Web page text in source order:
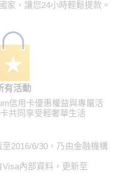
家，讓您24小時輕鬆提款。
有活動
信用卡優惠權益與專屬活
共同享受輕奢華生活
2016/6/30，乃由金融機構
內部資料，更新至